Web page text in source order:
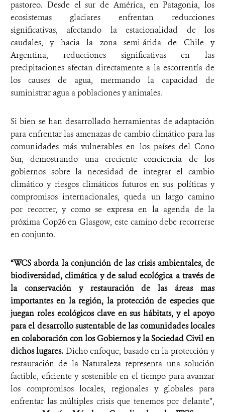
pastoreo. Desde el sur de América, en Patagonia, los
ecosistemas glaciares enfrentan reducciones
significativas, afectando la estacionalidad de los
caudales, y hacia la zona semi-árida de Chile y
Argentina, reducciones significativas en las
precipitaciones afectan directamente a la escorrentía de
los causes de agua, mermando la capacidad de
suministrar agua a poblaciones y animales.
Si bien se han desarrollado herramientas de adaptación
para enfrentar las amenazas de cambio climático para las
comunidades más vulnerables en los países del Cono
Sur, demostrando una creciente conciencia de los
gobiernos sobre la necesidad de integrar el cambio
climático y riesgos climáticos futuros en sus políticas y
compromisos internacionales, queda un largo camino
por recorrer, y como se expresa en la agenda de la
próxima Cop26 en Glasgow, este camino debe recorrerse
en conjunto.
“WCS aborda la conjunción de las crisis ambientales, de
biodiversidad, climática y de salud ecológica a través de
la conservación y restauración de las áreas mas
importantes en la región, la protección de especies que
juegan roles ecológicos clave en sus hábitats, y el apoyo
para el desarrollo sustentable de las comunidades locales
en colaboración con los Gobiernos y la Sociedad Civil en
dichos lugares. Dicho enfoque, basado en la protección y
restauración de la Naturaleza representa una solución
factible, eficiente y sostenible en el tiempo para avanzar
los compromisos locales, regionales y globales para
enfrentar las múltiples crisis que tenemos por delante”,